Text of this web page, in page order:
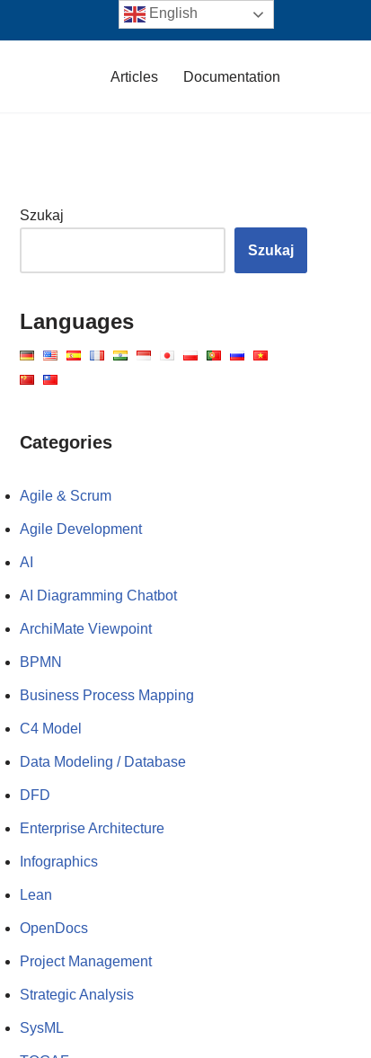
Articles Documentation
Szukaj
Szukaj
Languages
Categories
Agile & Scrum
Agile Development
AI
AI Diagramming Chatbot
ArchiMate Viewpoint
BPMN
Business Process Mapping
C4 Model
Data Modeling / Database
DFD
Enterprise Architecture
Infographics
Lean
OpenDocs
Project Management
Strategic Analysis
SysML
English